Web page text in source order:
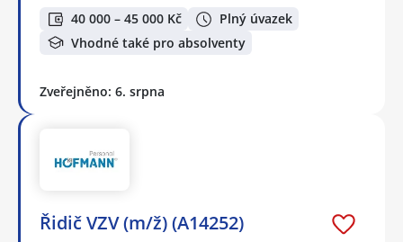
40 000 – 45 000 Kč
Plný úvazek
Vhodné také pro absolventy
Zveřejněno: 6. srpna
Řidič VZV (m/ž) (A14252)